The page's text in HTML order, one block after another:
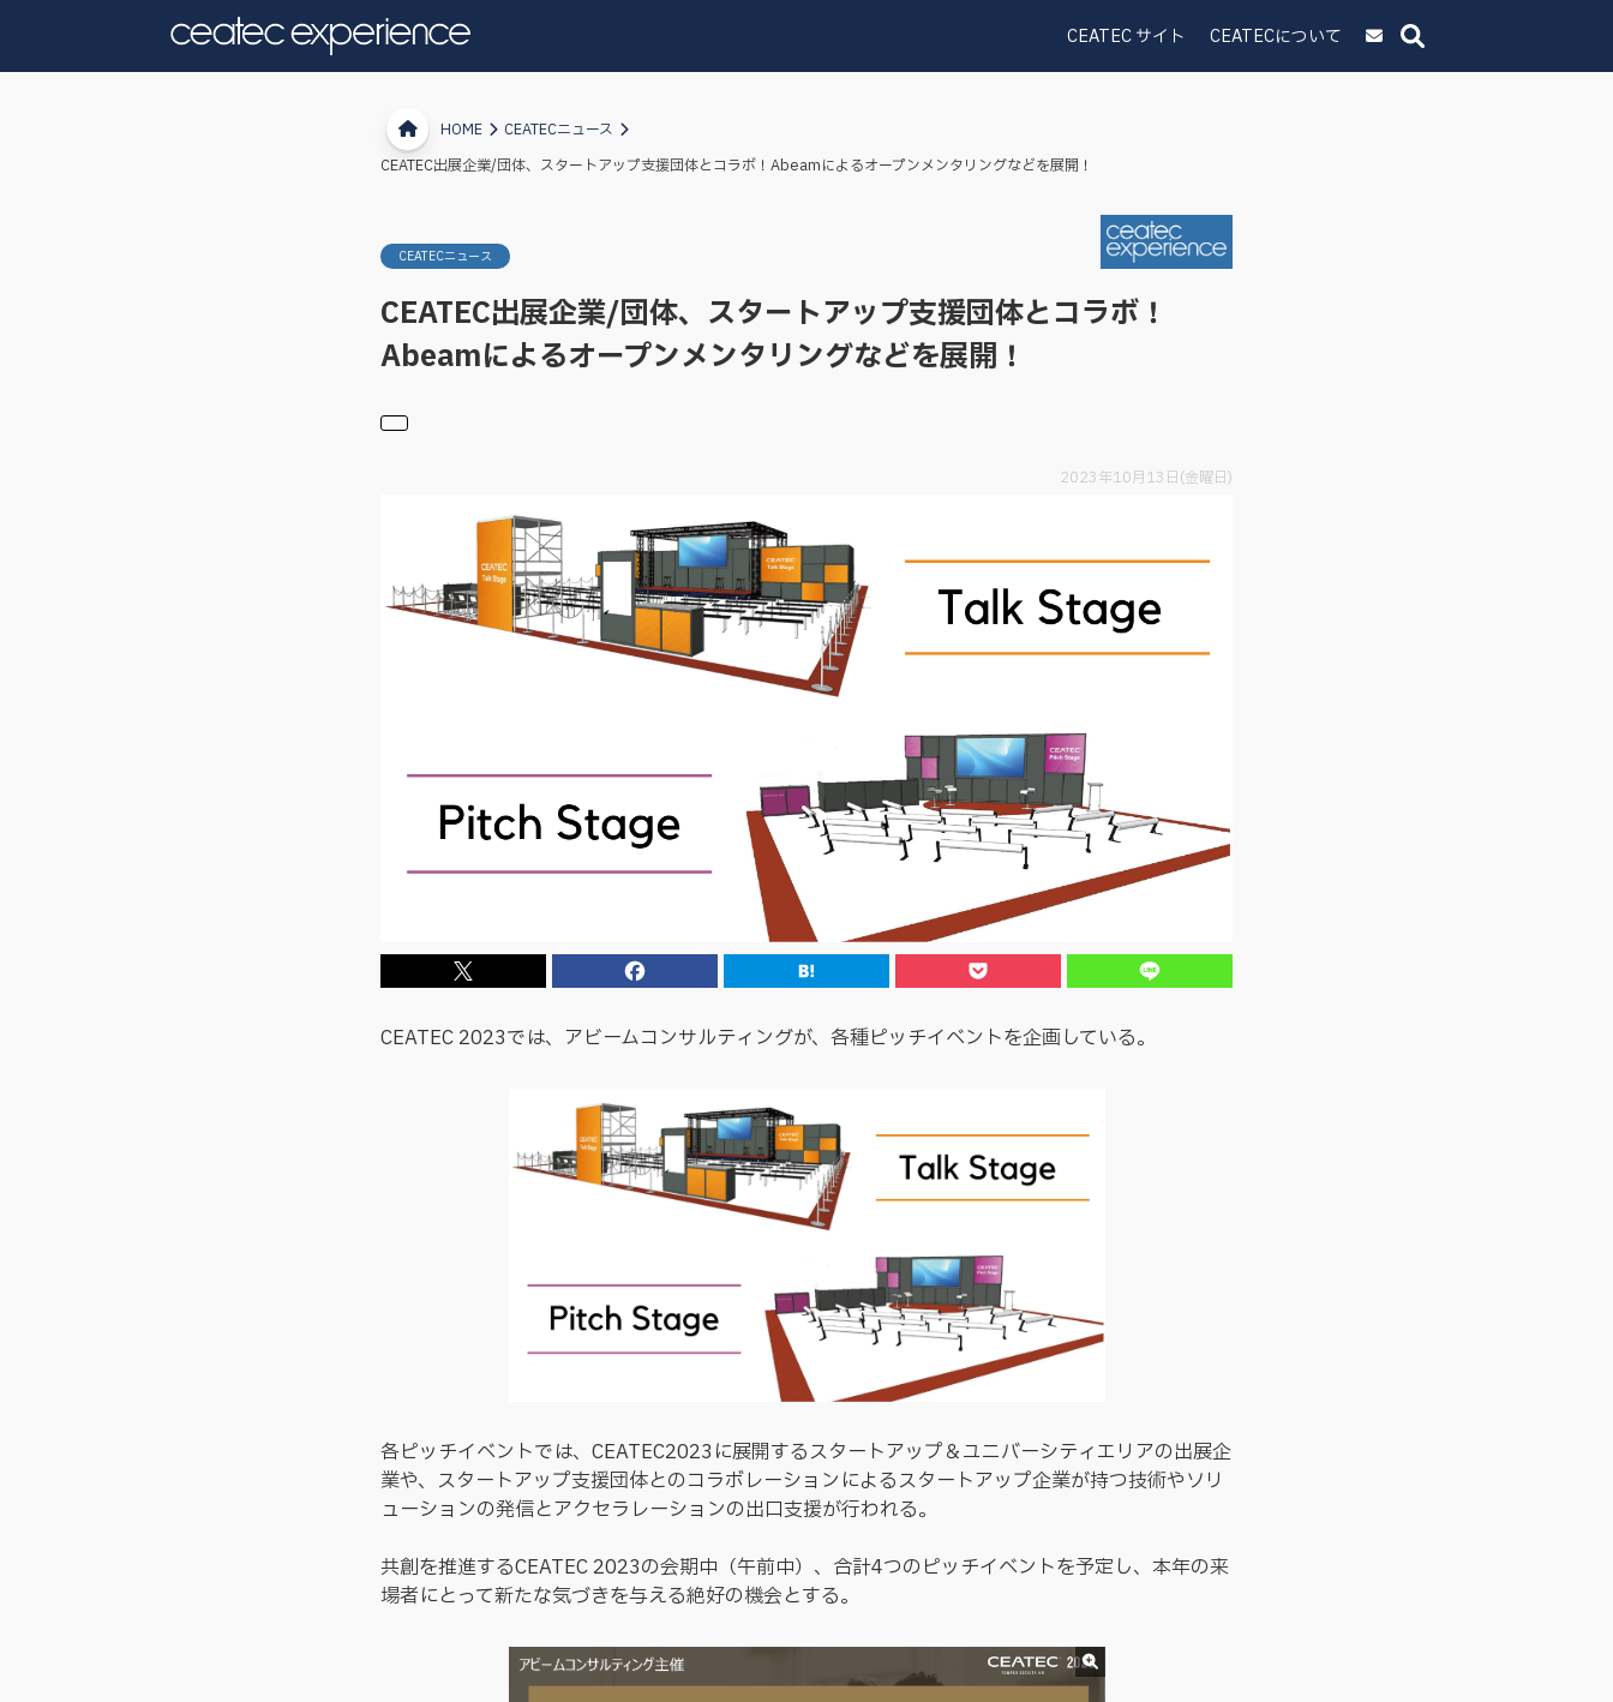
CEATEC サイト CEATECについて
HOME
CEATECニュース
CEATEC出展企業/団体、スタートアップ支援団体とコラボ！Abeamによるオープンメンタリングなどを展開！
CEATECニュース
CEATEC出展企業/団体、スタートアップ支援団体とコラボ！
Abeamによるオープンメンタリングなどを展開！
2023年10月13日(金曜日)
CEATEC 2023では、アビームコンサルティングが、各種ピッチイベントを企画している。
各ピッチイベントでは、CEATEC2023に展開するスタートアップ＆ユニバーシティエリアの出展企
業や、スタートアップ支援団体とのコラボレーションによるスタートアップ企業が持つ技術やソリ
ューションの発信とアクセラレーションの出口支援が行われる。
共創を推進するCEATEC 2023の会期中（午前中）、合計4つのピッチイベントを予定し、本年の来
場者にとって新たな気づきを与える絶好の機会とする。